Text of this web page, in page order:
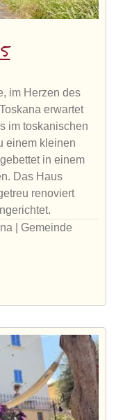
im Herzen des
erwartet
im toskanischen
einem kleinen
in einem
Das Haus
renoviert
| Gemeinde